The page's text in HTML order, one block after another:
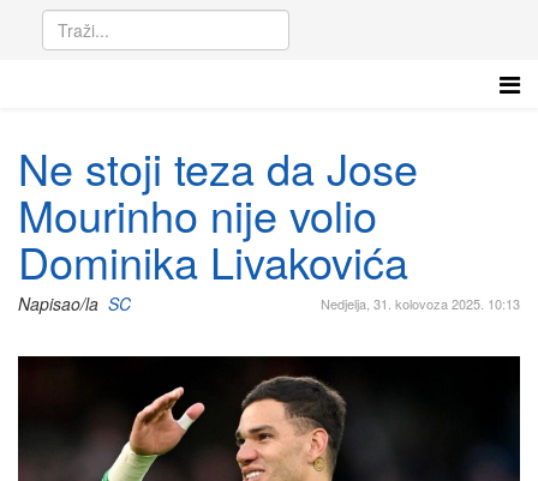
Ne stoji teza da Jose
Mourinho nije volio
Dominika Livakovića
Nedjelja, 31. kolovoza 2025. 10:13
Napisao/la SC